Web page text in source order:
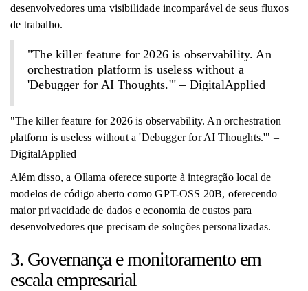
desenvolvedores uma visibilidade incomparável de seus fluxos
de trabalho.
"The killer feature for 2026 is observability. An
orchestration platform is useless without a
'Debugger for AI Thoughts.'" – DigitalApplied
"The killer feature for 2026 is observability. An orchestration
platform is useless without a 'Debugger for AI Thoughts.'" –
DigitalApplied
Além disso, a Ollama oferece suporte à integração local de
modelos de código aberto como GPT-OSS 20B, oferecendo
maior privacidade de dados e economia de custos para
desenvolvedores que precisam de soluções personalizadas.
3. Governança e monitoramento em
escala empresarial